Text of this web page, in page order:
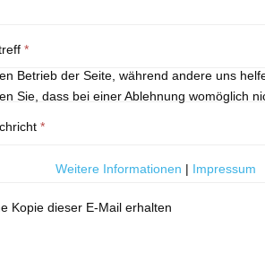
*
*
Kopie dieser E-Mail erhalten
Betrieb der Seite, während andere uns
Sie, dass bei einer Ablehnung womöglich
Weitere Informationen | Impressum